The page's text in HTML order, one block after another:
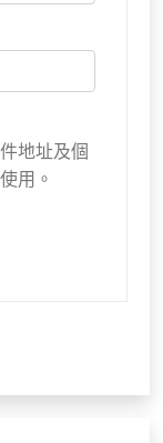
地址及個
用。